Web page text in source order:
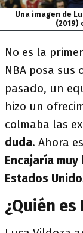
Una imagen de
(2019)
No es la
NBA posa sus
pasado, un
hizo un
colmaba las
duda. Ahora
Encajaría
Estados
¿Quién es